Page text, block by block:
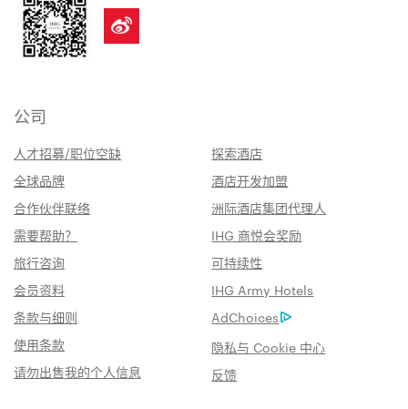
公司
人才招募/职位空缺
探索酒店
全球品牌
酒店开发加盟
合作伙伴联络
洲际酒店集团代理人
需要帮助？
IHG 商悦会奖励
旅行咨询
可持续性
会员资料
IHG Army Hotels
条款与细则
AdChoices
使用条款
隐私与 Cookie 中心
请勿出售我的个人信息
反馈